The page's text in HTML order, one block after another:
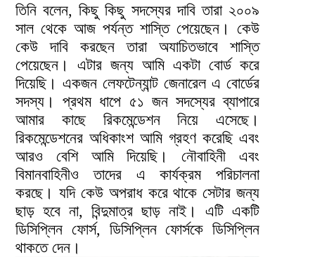
তিনি বলেন, কিছু কিছু সদস্যের দাবি তারা ২০০৯
সাল থেকে আজ পর্যন্ত শাস্তি পেয়েছেন। কেউ
কেউ দাবি করছেন তারা অযাচিতভাবে শাস্তি
পেয়েছেন। এটার জন্য আমি একটা বোর্ড করে
দিয়েছি। একজন লেফটেন্যান্ট জেনারেল এ বোর্ডের
সদস্য। প্রথম ধাপে ৫১ জন সদস্যের ব্যাপারে
আমার কাছে রিকমেন্ডেশন নিয়ে এসেছে।
রিকমেন্ডেশনের অধিকাংশ আমি গ্রহণ করেছি এবং
আরও বেশি আমি দিয়েছি। নৌবাহিনী এবং
বিমানবাহিনীও তাদের এ কার্যক্রম পরিচালনা
করছে। যদি কেউ অপরাধ করে থাকে সেটার জন্য
ছাড় হবে না, বিন্দুমাত্র ছাড় নাই। এটি একটি
ডিসিপ্লিন ফোর্স, ডিসিপ্লিন ফোর্সকে ডিসিপ্লিন
থাকতে দেন।